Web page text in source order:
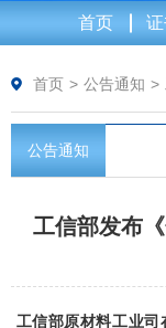
首页
首页 > 公告通知 >
公告通知
工信部发布
工信部原材料工业